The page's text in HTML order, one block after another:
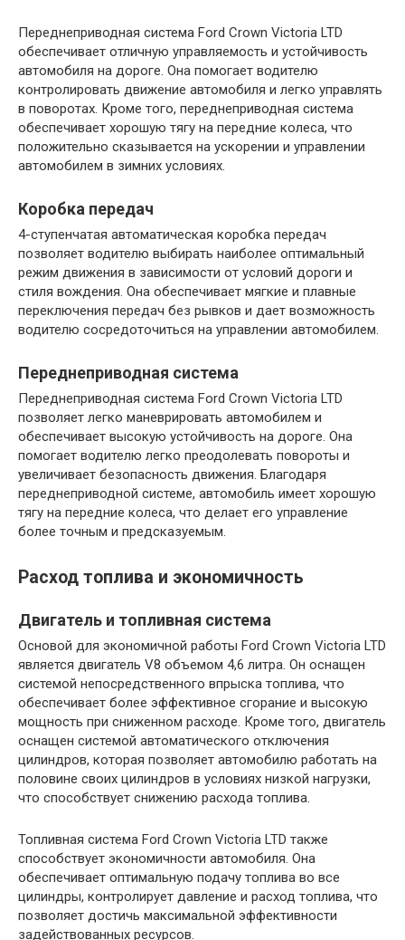
Переднеприводная система Ford Crown Victoria LTD
обеспечивает отличную управляемость и устойчивость
автомобиля на дороге. Она помогает водителю
контролировать движение автомобиля и легко управлять
в поворотах. Кроме того, переднеприводная система
обеспечивает хорошую тягу на передние колеса, что
положительно сказывается на ускорении и управлении
автомобилем в зимних условиях.
Коробка передач
4-ступенчатая автоматическая коробка передач
позволяет водителю выбирать наиболее оптимальный
режим движения в зависимости от условий дороги и
стиля вождения. Она обеспечивает мягкие и плавные
переключения передач без рывков и дает возможность
водителю сосредоточиться на управлении автомобилем.
Переднеприводная система
Переднеприводная система Ford Crown Victoria LTD
позволяет легко маневрировать автомобилем и
обеспечивает высокую устойчивость на дороге. Она
помогает водителю легко преодолевать повороты и
увеличивает безопасность движения. Благодаря
переднеприводной системе, автомобиль имеет хорошую
тягу на передние колеса, что делает его управление
более точным и предсказуемым.
Расход топлива и экономичность
Двигатель и топливная система
Основой для экономичной работы Ford Crown Victoria LTD
является двигатель V8 объемом 4,6 литра. Он оснащен
системой непосредственного впрыска топлива, что
обеспечивает более эффективное сгорание и высокую
мощность при сниженном расходе. Кроме того, двигатель
оснащен системой автоматического отключения
цилиндров, которая позволяет автомобилю работать на
половине своих цилиндров в условиях низкой нагрузки,
что способствует снижению расхода топлива.
Топливная система Ford Crown Victoria LTD также
способствует экономичности автомобиля. Она
обеспечивает оптимальную подачу топлива во все
цилиндры, контролирует давление и расход топлива, что
позволяет достичь максимальной эффективности
задействованных ресурсов.